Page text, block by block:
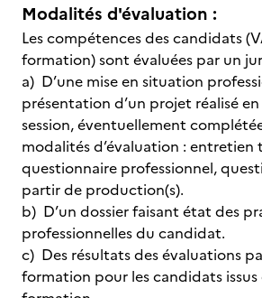
Modalités d'évaluation :
Les compétences des candidats
formation) sont évaluées par un
a) D’une mise en situation
présentation d’un projet réalisé
session, éventuellement
modalités d’évaluation : entretien
questionnaire professionnel,
partir de production(s).
b) D’un dossier faisant état des
professionnelles du candidat.
c) Des résultats des évaluations
formation pour les candidats issus